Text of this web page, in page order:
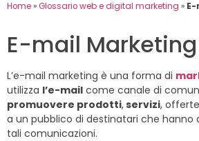
Home»Glossario web e digital marketing »
E-mail Marketing
L’e-mail marketing è una forma di
utilizza l’e-mail come canale di
promuovere prodotti,servizi,
a un pubblico di destinatari che
tali comunicazioni.